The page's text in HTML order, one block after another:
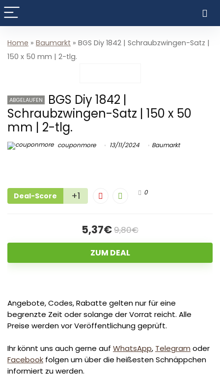
Home » Baumarkt » BGS Diy 1842 | Schraubzwingen-Satz |
150 x 50 mm | 2-tlg.
ABGELAUFEN
BGS Diy 1842 |
Schraubzwingen-Satz | 150 x 50
mm | 2-tlg.
couponmore 13/11/2024 Baumarkt
Deal-Score +1 0
5,37€9,80€
ZUM DEAL
Angebote, Codes, Rabatte gelten nur für eine
begrenzte Zeit oder solange der Vorrat reicht. Alle
Preise werden vor Veröffentlichung geprüft.
Ihr könnt uns auch gerne auf WhatsApp, Telegram oder
Facebook folgen um über die heißesten Schnäppchen
informiert zu werden.